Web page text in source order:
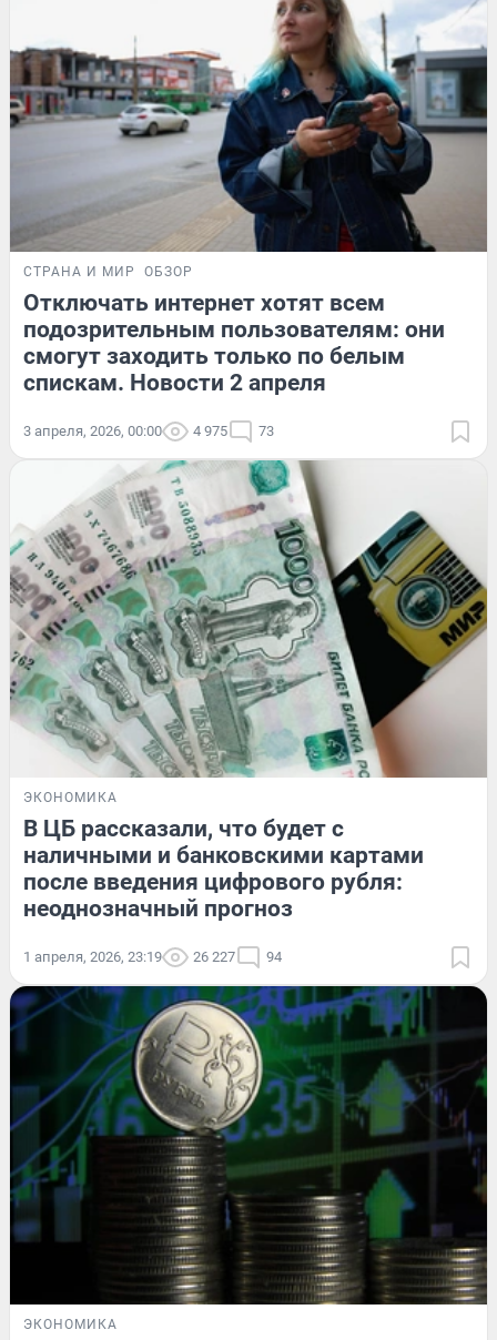
СТРАНА И МИР ОБЗОР
Отключать интернет хотят всем
подозрительным пользователям: они
смогут заходить только по белым
спискам. Новости 2 апреля
3 апреля, 2026, 00:00 4 975 73
ЭКОНОМИКА
В ЦБ рассказали, что будет с
наличными и банковскими картами
после введения цифрового рубля:
неоднозначный прогноз
1 апреля, 2026, 23:19 26 227 94
ЭКОНОМИКА